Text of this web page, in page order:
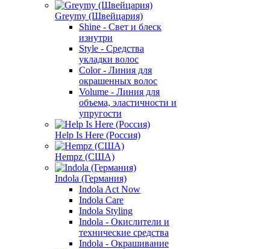
Greymy (Швейцария)
Shine - Свет и блеск
изнутри
Style - Средства
укладки волос
Color - Линия для
окрашенных волос
Volume - Линия для
объема, эластичности и
упругости
Help Is Here (Россия)
Hempz (США)
Indola (Германия)
Indola Act Now
Indola Care
Indola Styling
Indola - Окислители и
технические средства
Indola - Окрашивание